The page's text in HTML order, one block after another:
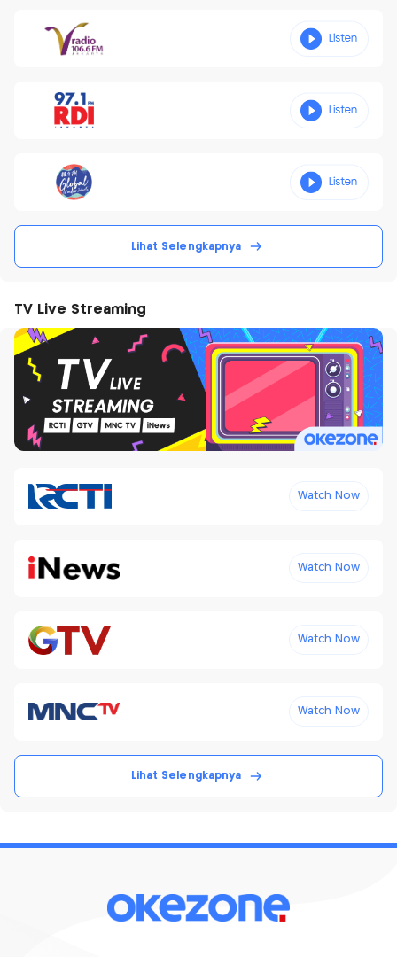
Lihat Selengkapnya
TV Live Streaming
Watch Now
Watch Now
Watch Now
Watch Now
Lihat Selengkapnya